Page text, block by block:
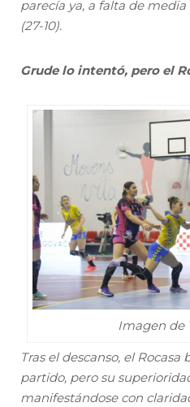
parecía ya, a falta de
(27-10).
Grude lo intentó, pero el
Imagen de
Tras el descanso, el
partido, pero su
manifestándose con